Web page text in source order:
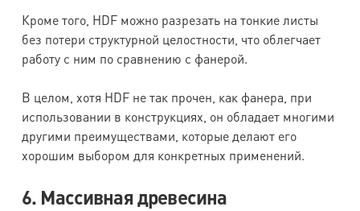
Кроме того, HDF можно разрезать на тонкие листы
без потери структурной целостности, что облегчает
работу с ним по сравнению с фанерой.
В целом, хотя HDF не так прочен, как фанера, при
использовании в конструкциях, он обладает многими
другими преимуществами, которые делают его
хорошим выбором для конкретных применений.
6. Массивная древесина